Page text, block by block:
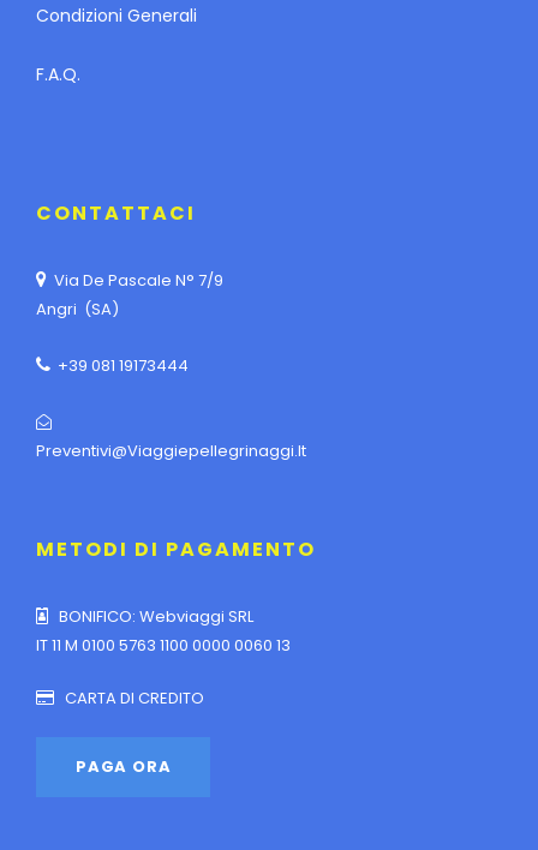
Condizioni Generali
F.A.Q.
CONTATTACI
Via De Pascale N° 7/9
Angri (SA)
+39 081 19173444
Preventivi@viaggiepellegrinaggi.it
METODI DI PAGAMENTO
BONIFICO: Webviaggi SRL
IT 11 M 0100 5763 1100 0000 0060 13
CARTA DI CREDITO